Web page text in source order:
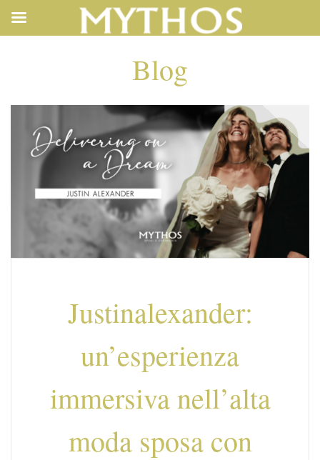
Blog
Justinalexander:
un’esperienza
immersiva nell’alta
moda sposa con